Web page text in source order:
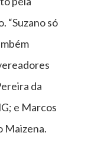
“Suzano só
da
e Marcos
Maizena.